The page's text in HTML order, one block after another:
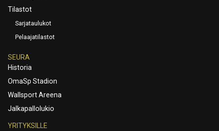
Tilastot
Sarjataulukot
Pelaajatilastot
SEURA
Historia
OmaSp Stadion
Wallsport Areena
Jalkapallolukio
YRITYKSILLE